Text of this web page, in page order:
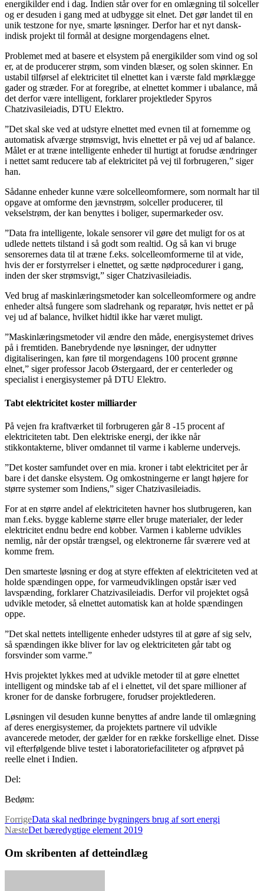
energikilder end i dag. Indien står over for en omlægning til solceller
og er desuden i gang med at udbygge sit elnet. Det gør landet til en
unik testzone for nye, smarte løsninger. Derfor har et nyt dansk-
indisk projekt til formål at designe morgendagens elnet.
Problemet med at basere et elsystem på energikilder som vind og sol
er, at de producerer strøm, som vinden blæser, og solen skinner. En
ustabil tilførsel af elektricitet til elnettet kan i værste fald mørklægge
gader og stræder. For at foregribe, at elnettet kommer i ubalance, må
det derfor være intelligent, forklarer projektleder Spyros
Chatzivasileiadis, DTU Elektro.
”Det skal ske ved at udstyre elnettet med evnen til at fornemme og
automatisk afværge strømsvigt, hvis elnettet er på vej ud af balance.
Målet er at træne intelligente enheder til hurtigt at forudse ændringer
i nettet samt reducere tab af elektricitet på vej til forbrugeren,” siger
han.
Sådanne enheder kunne være solcelleomformere, som normalt har til
opgave at omforme den jævnstrøm, solceller producerer, til
vekselstrøm, der kan benyttes i boliger, supermarkeder osv.
”Data fra intelligente, lokale sensorer vil gøre det muligt for os at
udlede nettets tilstand i så godt som realtid. Og så kan vi bruge
sensorernes data til at træne f.eks. solcelleomformerne til at vide,
hvis der er forstyrrelser i elnettet, og sætte nødprocedurer i gang,
inden der sker strømsvigt,” siger Chatzivasileiadis.
Ved brug af maskinlæringsmetoder kan solcelleomformere og andre
enheder altså fungere som sladrehank og reparatør, hvis nettet er på
vej ud af balance, hvilket hidtil ikke har været muligt.
”Maskinlæringsmetoder vil ændre den måde, energisystemet drives
på i fremtiden. Banebrydende nye løsninger, der udnytter
digitaliseringen, kan føre til morgendagens 100 procent grønne
elnet,” siger professor Jacob Østergaard, der er centerleder og
specialist i energisystemer på DTU Elektro.
Tabt elektricitet koster milliarder
På vejen fra kraftværket til forbrugeren går 8 -15 procent af
elektriciteten tabt. Den elektriske energi, der ikke når
stikkontakterne, bliver omdannet til varme i kablerne undervejs.
”Det koster samfundet over en mia. kroner i tabt elektricitet per år
bare i det danske elsystem. Og omkostningerne er langt højere for
større systemer som Indiens,” siger Chatzivasileiadis.
For at en større andel af elektriciteten havner hos slutbrugeren, kan
man f.eks. bygge kablerne større eller bruge materialer, der leder
elektricitet endnu bedre end kobber. Varmen i kablerne udvikles
nemlig, når der opstår trængsel, og elektronerne får sværere ved at
komme frem.
Den smarteste løsning er dog at styre effekten af elektriciteten ved at
holde spændingen oppe, for varmeudviklingen opstår især ved
lavspænding, forklarer Chatzivasileiadis. Derfor vil projektet også
udvikle metoder, så elnettet automatisk kan at holde spændingen
oppe.
”Det skal nettets intelligente enheder udstyres til at gøre af sig selv,
så spændingen ikke bliver for lav og elektriciteten går tabt og
forsvinder som varme.”
Hvis projektet lykkes med at udvikle metoder til at gøre elnettet
intelligent og mindske tab af el i elnettet, vil det spare millioner af
kroner for de danske forbrugere, forudser projektlederen.
Løsningen vil desuden kunne benyttes af andre lande til omlægning
af deres energisystemer, da projektets partnere vil udvikle
avancerede metoder, der gælder for en række forskellige elnet. Disse
vil efterfølgende blive testet i laboratoriefaciliteter og afprøvet på
reelle elnet i Indien.
Del:
Bedøm:
ForrigeData skal nedbringe bygningers brug af sort energi
NæsteDet bæredygtige element 2019
Om skribenten af detteindlæg